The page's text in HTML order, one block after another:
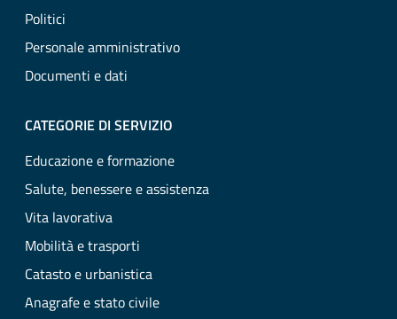
Politici
Personale amministrativo
Documenti e dati
CATEGORIE DI SERVIZIO
Educazione e formazione
Salute, benessere e assistenza
Vita lavorativa
Mobilità e trasporti
Catasto e urbanistica
Anagrafe e stato civile